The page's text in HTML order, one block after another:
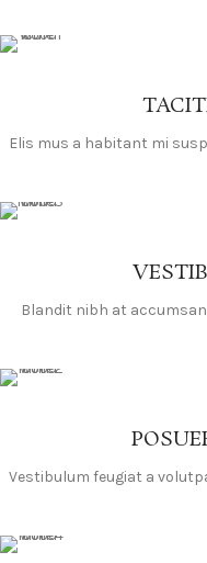
Elis mus a habitant mi
Blandit nibh at
Vestibulum feugiat a